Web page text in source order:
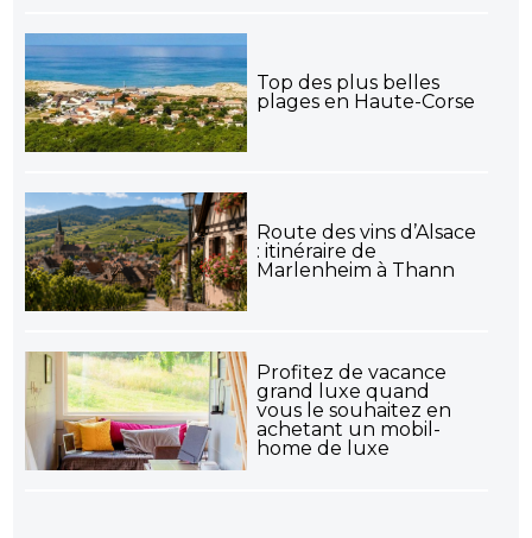
Top des plus belles
plages en Haute-Corse
Route des vins d’Alsace
: itinéraire de
Marlenheim à Thann
Profitez de vacance
grand luxe quand
vous le souhaitez en
achetant un mobil-
home de luxe